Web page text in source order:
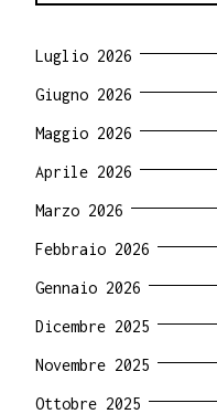
Luglio 2026
Giugno 2026
Maggio 2026
Aprile 2026
Marzo 2026
Febbraio 2026
Gennaio 2026
Dicembre 2025
Novembre 2025
Ottobre 2025